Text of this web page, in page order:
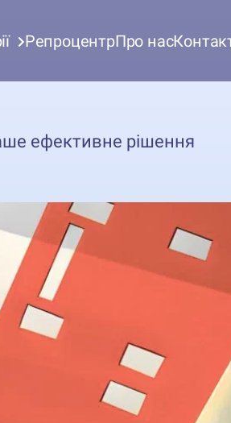
РепроцентрПро нас
ефективне рішення